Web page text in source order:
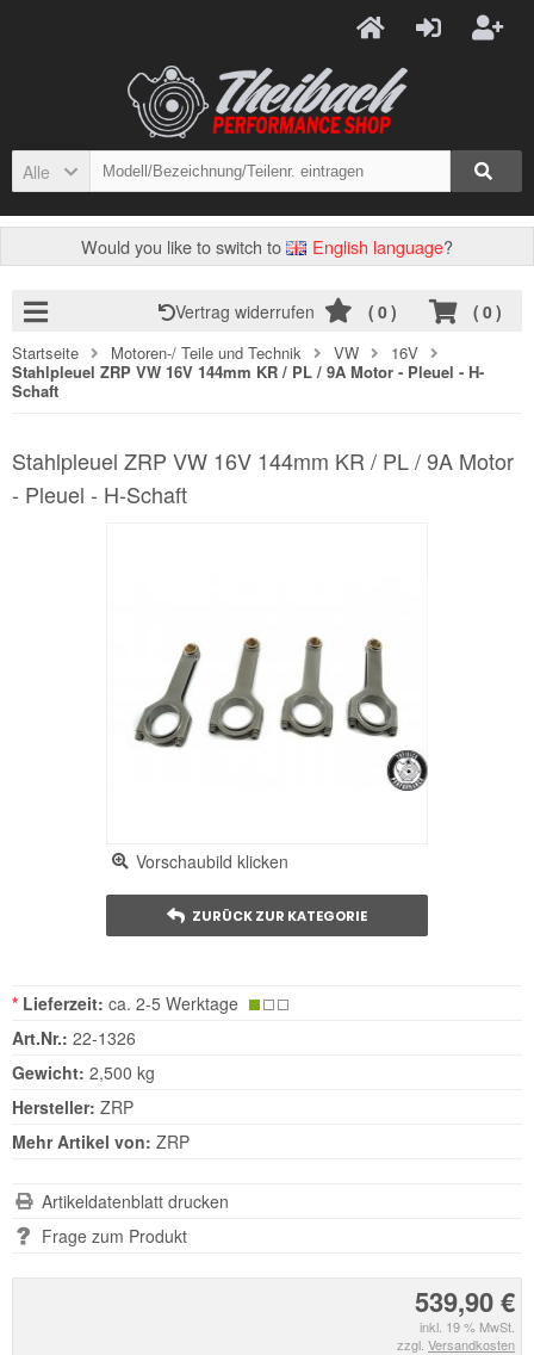
Alle
Would you like to switch to English language?
( 0)
Vertrag widerrufen ( 0)
Startseite Motoren-/ Teile und Technik VW
16V
Stahlpleuel ZRP VW 16V 144mm KR / PL / 9A Motor - Pleuel - H-
Schaft
Stahlpleuel ZRP VW 16V 144mm KR / PL / 9A Motor
- Pleuel - H-Schaft
Vorschaubild klicken
ZURÜCK ZUR KATEGORIE
539,90 €
inkl. 19 % MwSt.
zzgl. Versandkosten
* Lieferzeit: ca. 2-5 Werktage
Art.Nr.: 22-1326
Gewicht: 2,500 kg
Hersteller: ZRP
Mehr Artikel von: ZRP
Artikeldatenblatt drucken
Frage zum Produkt